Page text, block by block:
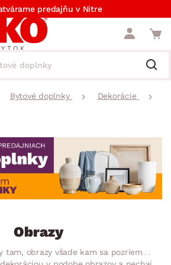
predajňu v Nitre
Bytové doplnky
Dekorácie
Obrazy
tam, obrazy všade kam sa pozriem…